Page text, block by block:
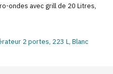
ondes avec grill de 20 Litres,
2 portes, 223 L, Blanc